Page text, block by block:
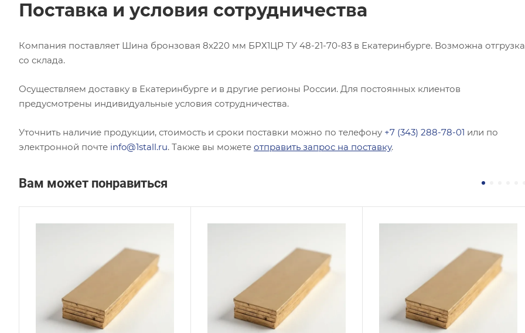
Поставка и условия сотрудничества
Компания поставляет Шина бронзовая 8х220 мм БРХ1ЦР ТУ 48-21-70-83 в Екатеринбурге. Возможна отгрузка
со склада.
Осуществляем доставку в Екатеринбурге и в другие регионы России. Для постоянных клиентов
предусмотрены индивидуальные условия сотрудничества.
Уточнить наличие продукции, стоимость и сроки поставки можно по телефону +7 (343) 288-78-01 или по
электронной почте info@1stall.ru. Также вы можете отправить запрос на поставку.
Вам может понравиться
Сплав / Марка стали
БрАМц9-2
ГОСТ, ТУ
ГОСТ 1595-90
Сплав / Марка стали
БрХ1
ГОСТ, ТУ
ТУ 48-21-70-83
Сплав / Марка стали
БРОФ6,5-0,15
ГОСТ, ТУ
ГОСТ 1761-2016